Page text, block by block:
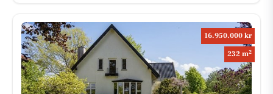
16.950.000 kr
232 m2